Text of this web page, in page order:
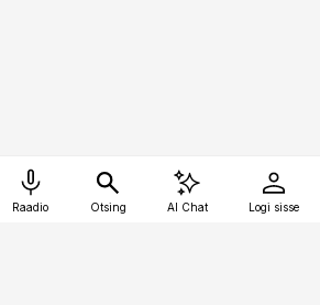
Raadio Otsing AI Chat Logi sisse